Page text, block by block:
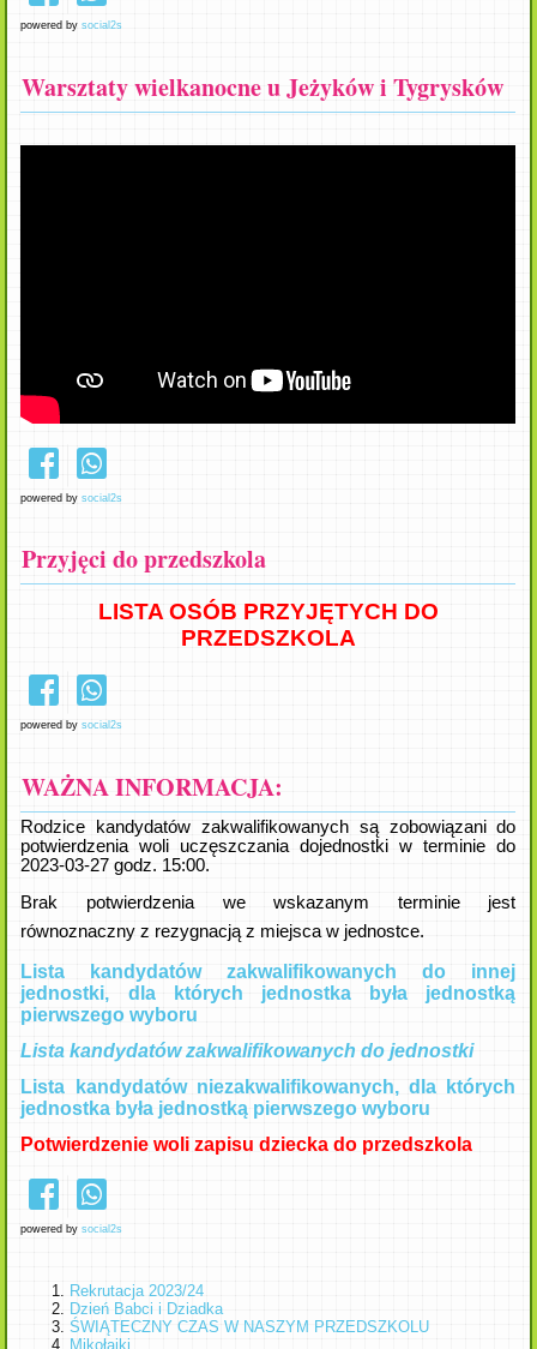
powered bysocial2s
Warsztaty wielkanocne u Jeżyków i Tygrysków
powered bysocial2s
Przyjęci do przedszkola
LISTA OSÓB PRZYJĘTYCH DO
PRZEDSZKOLA
powered bysocial2s
WAŻNA INFORMACJA:
Rodzice kandydatów zakwalifikowanych są zobowiązani do
potwierdzenia woli uczęszczania dojednostki w terminie do
2023-03-27 godz. 15:00.
Brak potwierdzenia we wskazanym terminie jest
równoznaczny z rezygnacją z miejsca w jednostce.
Lista kandydatów zakwalifikowanych do innej
jednostki, dla których jednostka była jednostką
pierwszego wyboru
Lista kandydatów zakwalifikowanych do jednostki
Lista kandydatów niezakwalifikowanych, dla których
jednostka była jednostką pierwszego wyboru
Potwierdzenie woli zapisu dziecka do przedszkola
powered bysocial2s
Rekrutacja 2023/24
Dzień Babci i Dziadka
ŚWIĄTECZNY CZAS W NASZYM PRZEDSZKOLU
Mikołajki